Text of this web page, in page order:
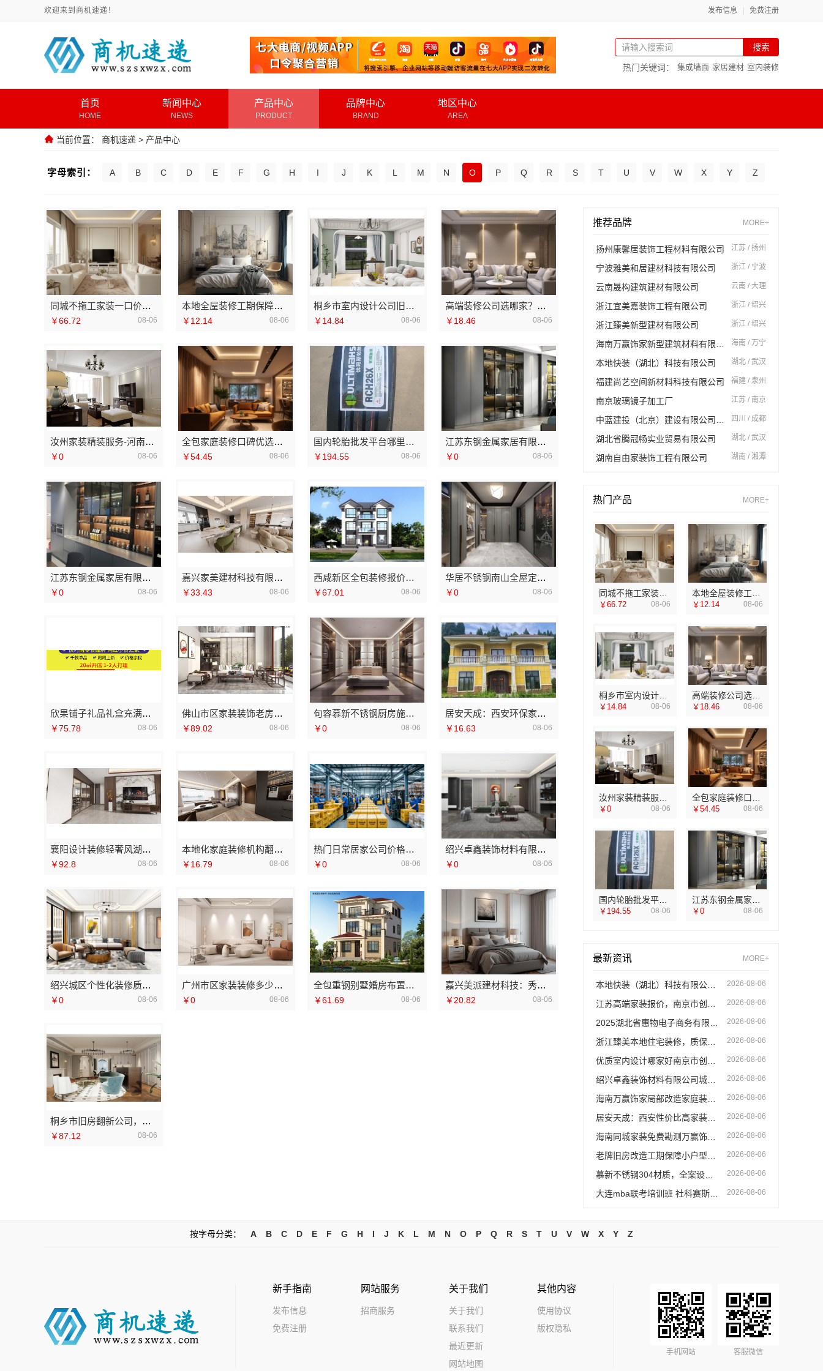
欢迎来到商机速递！ 发布信息 免费注册
搜索
热门关键词： 集成墙面 家居建材 室内装修
首页
HOME
新闻中心
NEWS
产品中心
PRODUCT
品牌中心
BRAND
地区中心
AREA
当前位置： 商机速递 > 产品中心
字母索引： A B C D E F G H I J K L M N O P Q R S T U V W X Y Z
同城不拖工家装一口价推荐本地快装（湖北）科技有限公司
￥66.72 08-06
本地全屋装修工期保障大平层服务浙江臻美新型建材有限公司
￥12.14 08-06
桐乡市室内设计公司旧房翻新嘉兴锦居装饰材料有限公司
￥14.84 08-06
高端装修公司选哪家？南京市创亿讯务实品质装修
￥18.46 08-06
汝州家装精装服务-河南璟臻环保建材有限公司拎包入住解决方案
￥0 08-06
全包家庭装修口碑优选报价明细 - 福建尚艺空间新材料科技有限公司
￥54.45 08-06
国内轮胎批发平台哪里买 湖北省腾冠畅实业贸易有限公司正品直供
￥194.55 08-06
江苏东钢金属家居有限公司意式极简屏风隔断案例
￥0 08-06
江苏东钢金属家居有限公司免费高端定制攻略
￥0 08-06
嘉兴家美建材科技有限公司南湖区装修家居专业
￥33.43 08-06
西咸新区全包装修报价看中蓝建投
￥67.01 08-06
华居不锈钢南山全屋定制细节精湛，不锈钢装修更环保耐用
￥0 08-06
欣果铺子礼品礼盒充满诱惑的味道
￥75.78 08-06
佛山市区家装装饰老房翻新雅居美家专业改造
￥89.02 08-06
句容慕新不锈钢厨房施工方案全解析
￥0 08-06
居安天成：西安环保家装施工，公寓自有施工队
￥16.63 08-06
襄阳设计装修轻奢风湖北百年米莱空间美学装饰材料有限公司
￥92.8 08-06
本地化家庭装修机构翻新，嘉兴绿色之家建材科技有限公司焕新居所
￥16.79 08-06
热门日常居家公司价格，湖北省惠物电子商务有限公司
￥0 08-06
绍兴卓鑫装饰材料有限公司越城区高性价比家装环保材料
￥0 08-06
绍兴城区个性化装修质量有保障，绍兴卓鑫装饰材料有限公司专业施工
￥0 08-06
广州市区家装装修多少钱新房精匠饰家环保整装
￥0 08-06
全包重钢别墅婚房布置找中蓝建投北京建设有限公司四川
￥61.69 08-06
嘉兴美派建材科技：秀洲家装设计环保材料优选方案
￥20.82 08-06
桐乡市旧房翻新公司，嘉兴锦居装饰材料有限公司口碑好
￥87.12 08-06
推荐品牌 MORE+
扬州康馨居装饰工程材料有限公司 江苏 / 扬州
宁波雅美和居建材科技有限公司 浙江 / 宁波
云南晟构建筑建材有限公司 云南 / 大理
浙江宜美嘉装饰工程有限公司 浙江 / 绍兴
浙江臻美新型建材有限公司 浙江 / 绍兴
海南 / 万宁
本地快装（湖北）科技有限公司 湖北 / 武汉
福建尚艺空间新材料科技有限公司 福建 / 泉州
南京玻璃镜子加工厂 江苏 / 南京
四川 / 成都
湖北省腾冠畅实业贸易有限公司 湖北 / 武汉
湖南自由家装饰工程有限公司 湖南 / 湘潭
热门产品 MORE+
￥66.72 08-06 ￥12.14 08-06
￥14.84 08-06
高端装修公司选哪家？南京市创亿讯务实品质装修
￥18.46 08-06
￥0 08-06 ￥54.45 08-06
￥194.55 08-06 ￥0 08-06
最新资讯 MORE+
2026-08-06
2026-08-06
2026-08-06
2026-08-06
2026-08-06
2026-08-06
2026-08-06
2026-08-06
2026-08-06
2026-08-06
2026-08-06
2026-08-06
按字母分类： A B C D E F G H I J K L M N O P Q R S T U V W X Y Z
新手指南
发布信息
免费注册
网站服务
招商服务
关于我们
关于我们
联系我们
最近更新
网站地图
其他内容
使用协议
版权隐私
手机网站 客服微信